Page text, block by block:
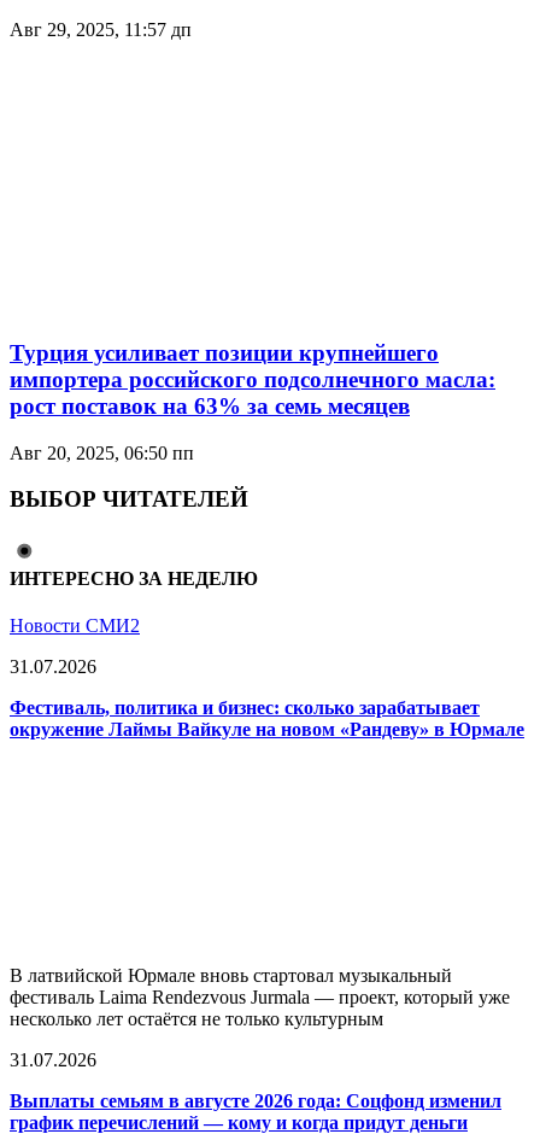
Авг 29, 2025, 11:57 дп
Турция усиливает позиции крупнейшего
импортерa российского подсолнечного масла:
рост поставок на 63% за семь месяцев
Авг 20, 2025, 06:50 пп
ВЫБОР ЧИТАТЕЛЕЙ
ИНТЕРЕСНО ЗА НЕДЕЛЮ
Новости СМИ2
31.07.2026
Фестиваль, политика и бизнес: сколько зарабатывает
окружение Лаймы Вайкуле на новом «Рандеву» в Юрмале
В латвийской Юрмале вновь стартовал музыкальный
фестиваль Laima Rendezvous Jurmala — проект, который уже
несколько лет остаётся не только культурным
31.07.2026
Выплаты семьям в августе 2026 года: Соцфонд изменил
график перечислений — кому и когда придут деньги